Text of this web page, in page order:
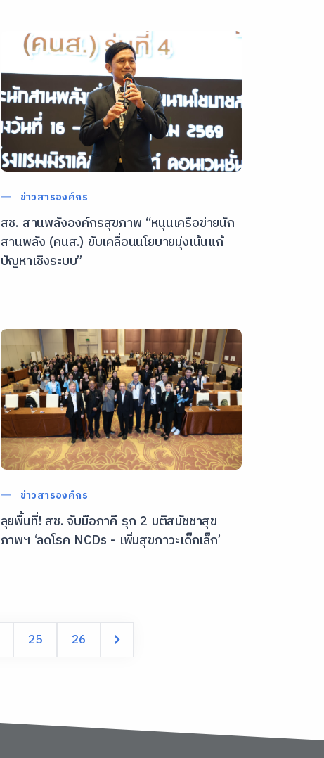
ข่าวสารองค์กร
สช. สานพลังองค์กรสุขภาพ “หนุนเครือข่ายนัก
สานพลัง (คนส.) ขับเคลื่อนนโยบายมุ่งเน้นแก้
ปัญหาเชิงระบบ”
ข่าวสารองค์กร
ลุยพื้นที่! สช. จับมือภาคี รุก 2 มติสมัชชาสุข
ภาพฯ ‘ลดโรค NCDs - เพิ่มสุขภาวะเด็กเล็ก’
25 26